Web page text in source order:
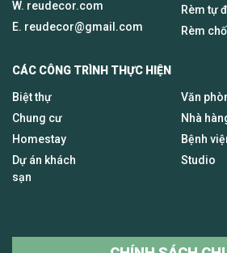
W. reudecor.com
E. reudecor@gmail.com
Rèm tự
Rèm
CÁC CÔNG TRÌNH THỰC HIỆN
Biệt thự
Chung cư
Homestay
Dự án khách
sạn
Văn
Nhà
Bệnh
Studio